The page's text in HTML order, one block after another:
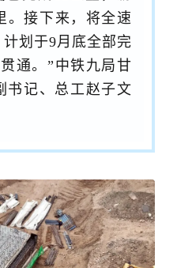
。接下来，将全速
划于9月底全部完
通。” 中铁九局甘
书记、总工赵子文